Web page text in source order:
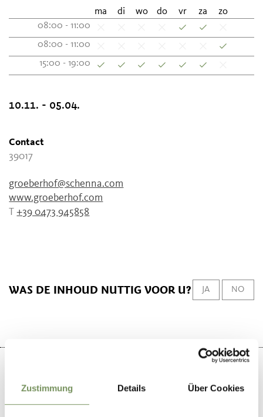
Zustimmung Details Über Cookies
ma di wo do vr za
zo
08:00 - 11:00
08:00 - 11:00
15:00 - 19:00
10.11. - 05.04.
Contact
39017
groeberhof@schenna.com
www.groeberhof.com
T+39 0473 945858
WAS DE INHOUD NUTTIG VOOR U? JA NO
+